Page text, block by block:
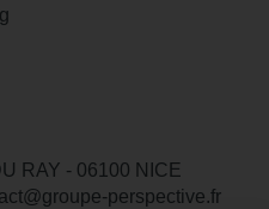
RAY - 06100 NICE
perspective.fr